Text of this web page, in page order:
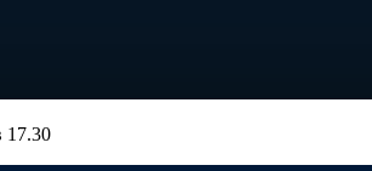
17.30